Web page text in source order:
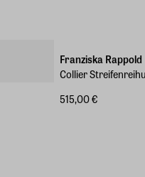
Franziska Rappold
Collier
515,00 €